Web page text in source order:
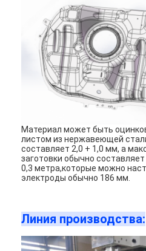
Материал может быть
листом из нержавеющей
составляет 2,0 + 1,0 мм, а
заготовки обычно
0,3 метра,которые можно
электроды обычно 186 мм.
Линия производства: